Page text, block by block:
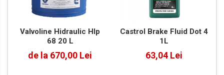
Valvoline Hidraulic Hlp
68 20 L
de la 670,00 Lei
Castrol Brake Fluid Dot 4
1L
63,04 Lei